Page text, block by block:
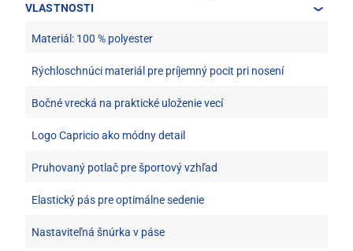
VLASTNOSTI
Materiál: 100 % polyester
Rýchloschnúci materiál pre príjemný pocit pri nosení
Bočné vrecká na praktické uloženie vecí
Logo Capricio ako módny detail
Pruhovaný potlač pre športový vzhľad
Elastický pás pre optimálne sedenie
Nastaviteľná šnúrka v páse